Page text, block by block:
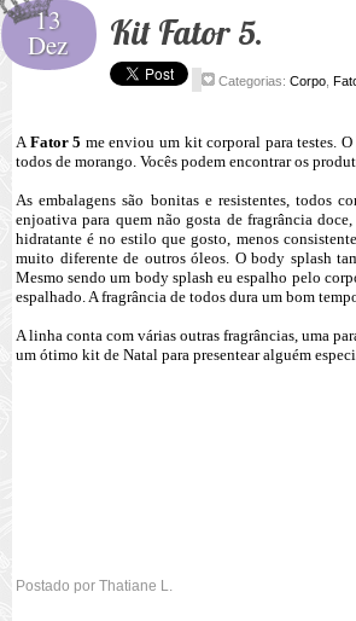
13
Dez Kit Fator 5.
Categorias: Corpo
A Fator 5 me enviou um kit corporal para testes.
todos de morango. Vocês podem encontrar os
As embalagens são bonitas e resistentes, todos
enjoativa para quem não gosta de fragrância
hidratante é no estilo que gosto, menos
muito diferente de outros óleos. O body splash
Mesmo sendo um body splash eu espalho pelo
espalhado. A fragrância de todos dura um bom
A linha conta com várias outras fragrâncias, uma
um ótimo kit de Natal para presentear alguém
Postado por Thatiane L.